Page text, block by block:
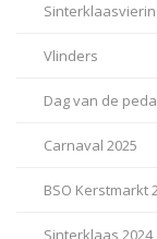
Vlinders
Dag van de
Carnaval 2025
BSO Kerstmarkt
Sinterklaas 2024